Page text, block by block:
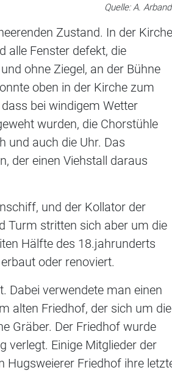
Quelle: A.
Zustand. In der Kirche
alle Fenster defekt, die
ohne Ziegel, an der Bühne
oben in der Kirche zum
bei windigem Wetter
wurden, die Chorstühle
und auch die Uhr. Das
der einen Viehstall daraus
und der Kollator der
Turm stritten sich aber um die
Hälfte des 18.jahrunderts
oder renoviert.
Dabei verwendete man einen
alten Friedhof, der sich um die
Gräber. Der Friedhof wurde
verlegt. Einige Mitglieder der
Hugsweierer Friedhof ihre